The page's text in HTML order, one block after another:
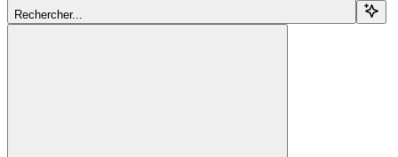
Rechercher...